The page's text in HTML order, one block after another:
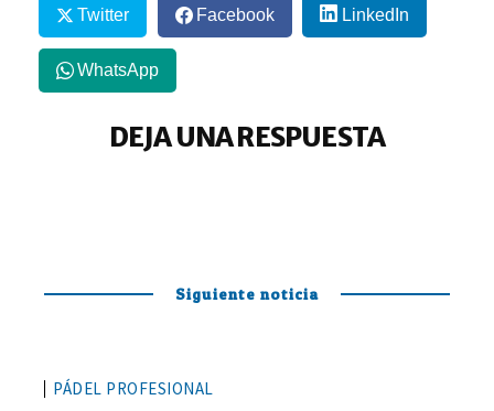
Twitter Facebook LinkedIn
WhatsApp
DEJA UNA RESPUESTA
Siguiente noticia
PÁDEL PROFESIONAL